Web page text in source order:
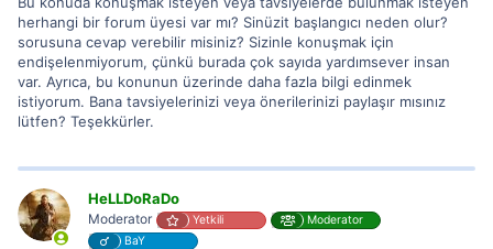
herhangi bir forum üyesi var mı? Sinüzit başlangıcı neden olur?
sorusuna cevap verebilir misiniz? Sizinle konuşmak için
endişelenmiyorum, çünkü burada çok sayıda yardımsever insan
var. Ayrıca, bu konunun üzerinde daha fazla bilgi edinmek
istiyorum. Bana tavsiyelerinizi veya önerilerinizi paylaşır mısınız
lütfen? Teşekkürler.
HeLLDoRaDo
Moderator Yetkili
Moderator
BaY